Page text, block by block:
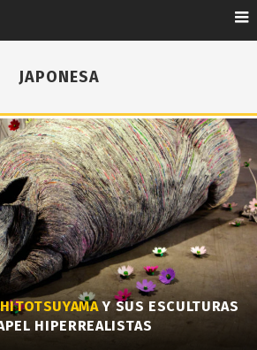
JAPONESA
Y SUS ESCULTURAS
HIPERREALISTAS